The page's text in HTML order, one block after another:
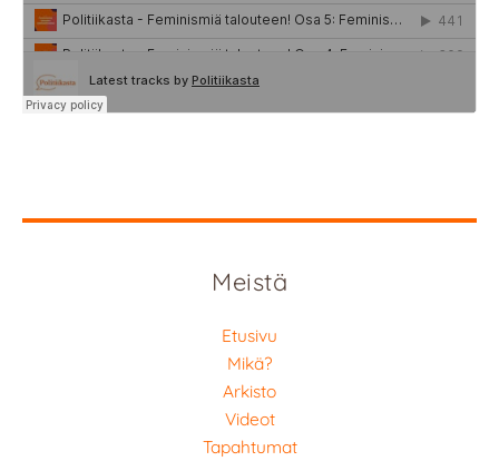
Meistä
Etusivu
Mikä?
Arkisto
Videot
Tapahtumat